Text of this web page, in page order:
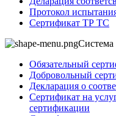
Протокол
Сертификат ТР ТС
Обязательный
Добровольный
Декларация о
Сертификат на
сертификации